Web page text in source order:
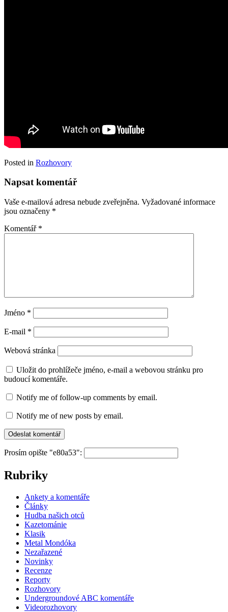
Posted in Rozhovory
Napsat komentář
Vaše e-mailová adresa nebude zveřejněna. Vyžadované informace
jsou označeny *
Komentář *
Jméno *
E-mail *
Webová stránka
Uložit do prohlížeče jméno, e-mail a webovou stránku pro
budoucí komentáře.
Notify me of follow-up comments by email.
Notify me of new posts by email.
Prosím opište "e80a53":
Rubriky
Ankety a komentáře
Články
Hudba našich otců
Kazetománie
Klasik
Metal Mondóka
Nezařazené
Novinky
Recenze
Reporty
Rozhovory
Undergroundové ABC komentáře
Videorozhovory